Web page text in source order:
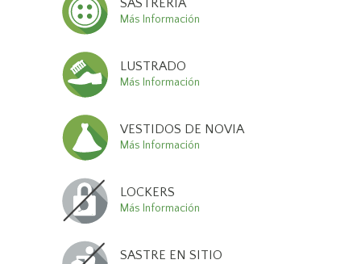
SASTRERÍA
Más Información
LUSTRADO
Más Información
VESTIDOS DE NOVIA
Más Información
LOCKERS
Más Información
SASTRE EN SITIO